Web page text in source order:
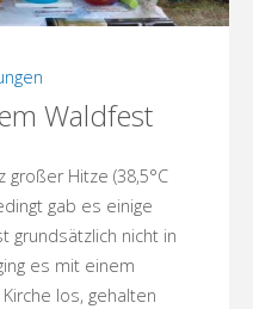
Waldfest
Hitze (38,5°C
gab es einige
grundsätzlich nicht in
es mit einem
los, gehalten